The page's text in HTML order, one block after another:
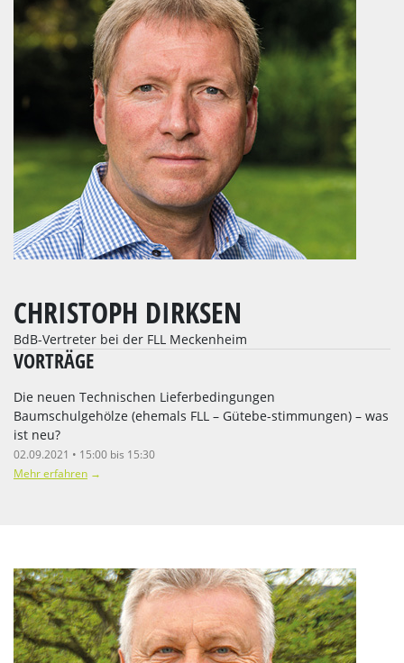
CHRISTOPH DIRKSEN
BdB-Vertreter bei der FLL Meckenheim
VORTRÄGE
Die neuen Technischen Lieferbedingungen
Baumschulgehölze (ehemals FLL – Gütebe-stimmungen) – was
ist neu?
02.09.2021 • 15:00 bis 15:30
Mehr erfahren →